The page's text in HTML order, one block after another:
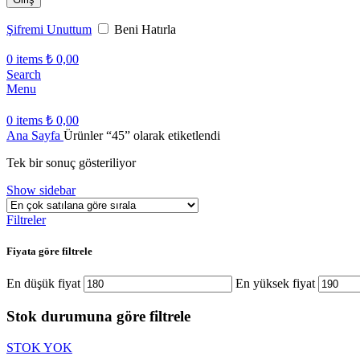
Şifremi Unuttum Beni Hatırla
0 items ₺ 0,00
Search
Menu
0 items ₺ 0,00
Ana Sayfa Ürünler “45” olarak etiketlendi
Tek bir sonuç gösteriliyor
Show sidebar
Filtreler
Fiyata göre filtrele
En düşük fiyat En yüksek fiyat
Stok durumuna göre filtrele
STOK YOK